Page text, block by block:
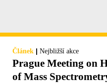
Článek | Nejbližší akce
Prague Meeting on
of Mass